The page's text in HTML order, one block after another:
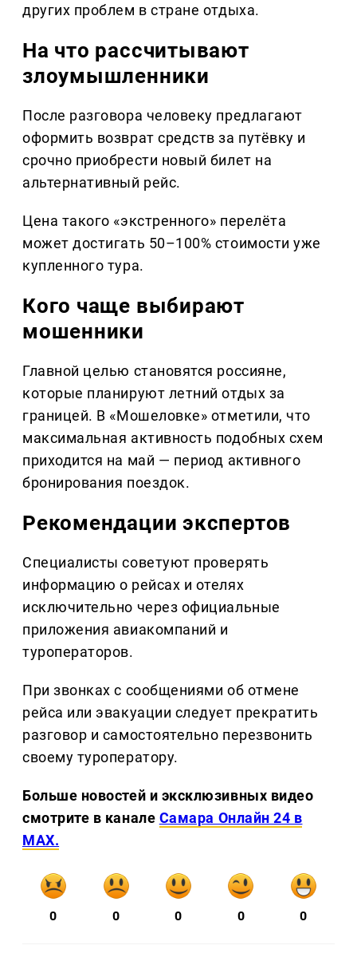
других проблем в стране отдыха.
На что рассчитывают
злоумышленники
После разговора человеку предлагают
оформить возврат средств за путёвку и
срочно приобрести новый билет на
альтернативный рейс.
Цена такого «экстренного» перелёта
может достигать 50–100% стоимости уже
купленного тура.
Кого чаще выбирают
мошенники
Главной целью становятся россияне,
которые планируют летний отдых за
границей. В «Мошеловке» отметили, что
максимальная активность подобных схем
приходится на май — период активного
бронирования поездок.
Рекомендации экспертов
Специалисты советуют проверять
информацию о рейсах и отелях
исключительно через официальные
приложения авиакомпаний и
туроператоров.
При звонках с сообщениями об отмене
рейса или эвакуации следует прекратить
разговор и самостоятельно перезвонить
своему туроператору.
Больше новостей и эксклюзивных видео
смотрите в канале Самара Онлайн 24 в
MAX.
0 0 0 0 0